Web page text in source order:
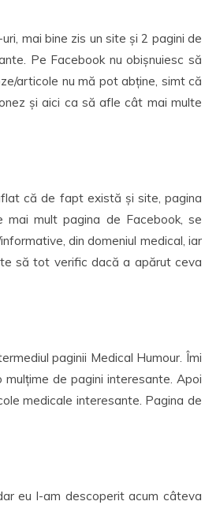
mai bine zis un site și 2 pagini de
Pe Facebook nu obișnuiesc să
articole nu mă pot abține, simt că
și aici ca să afle cât mai multe
că de fapt există și site, pagina
mai mult pagina de Facebook, se
din domeniul medical, iar
să tot verific dacă a apărut ceva
paginii Medical Humour. Îmi
de pagini interesante. Apoi
medicale interesante. Pagina de
eu l-am descoperit acum câteva